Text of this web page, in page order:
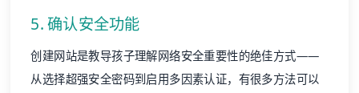
5. 确认安全功能
创建网站是教导孩子理解网络安全重要性的绝佳方式——
从选择超强安全密码到启用多因素认证，有很多方法可以